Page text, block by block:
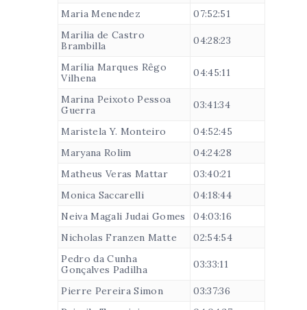
Maria Menendez
07:52:51
Marilia de Castro
Brambilla
04:28:23
Marília Marques Rêgo
Vilhena
04:45:11
Marina Peixoto Pessoa
Guerra
03:41:34
Maristela Y. Monteiro
04:52:45
Maryana Rolim
04:24:28
Matheus Veras Mattar
03:40:21
Monica Saccarelli
04:18:44
Neiva Magali Judai Gomes
04:03:16
Nicholas Franzen Matte
02:54:54
Pedro da Cunha
Gonçalves Padilha
03:33:11
Pierre Pereira Simon
03:37:36